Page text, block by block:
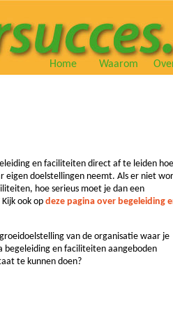
Home Waarom
en faciliteiten direct af te leiden hoe
eigen doelstellingen neemt. Als er niet
hoe serieus moet je dan een
ook op deze pagina over begeleiding
van de organisatie waar je
en faciliteiten aangeboden
te kunnen doen?